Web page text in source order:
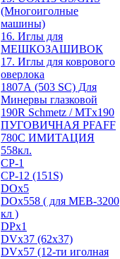
(Многоиголные
машины)
16. Иглы для
МЕШКОЗАШИВОК
17. Иглы для коврового
оверлока
1807А (503 SC) Для
Минервы глазковой
190R Schmetz / MTx190
ПУГОВИЧНАЯ PFAFF
780С ИМИТАЦИЯ
558кл.
CP-1
CP-12 (151S)
DOx5
DOx558 ( для MEB-3200
кл )
DPx1
DVx37 (62x37)
DVx57 (12-ти иголная